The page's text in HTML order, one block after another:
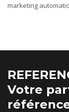
marketing
Votre